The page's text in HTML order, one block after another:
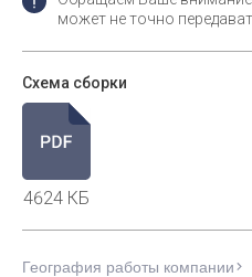
может не точно
Схема сборки
4624 КБ
География работы компании